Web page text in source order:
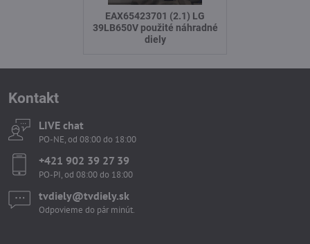
EAX65423701 (2.1) LG
39LB650V použité náhradné
diely
Kontakt
LIVE chat
PO-NE, od 08:00 do 18:00
+421 902 39 27 39
PO-PI, od 08:00 do 18:00
tvdiely​​@tvdiely​​.sk
Odpovieme do pár minút.